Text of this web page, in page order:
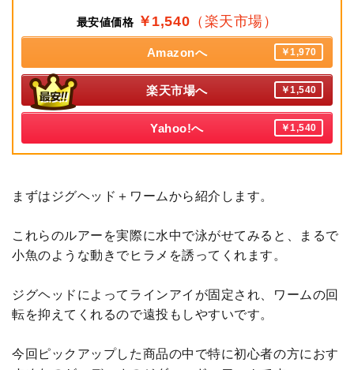
最安値価格 ￥1,540 （楽天市場）
Amazonへ ￥1,970
楽天市場へ ￥1,540
Yahoo!へ ￥1,540
まずはジグヘッド＋ワームから紹介します。
これらのルアーを実際に水中で泳がせてみると、まるで
小魚のような動きでヒラメを誘ってくれます。
ジグヘッドによってラインアイが固定され、ワームの回
転を抑えてくれるので遠投もしやすいです。
今回ピックアップした商品の中で特に初心者の方におす